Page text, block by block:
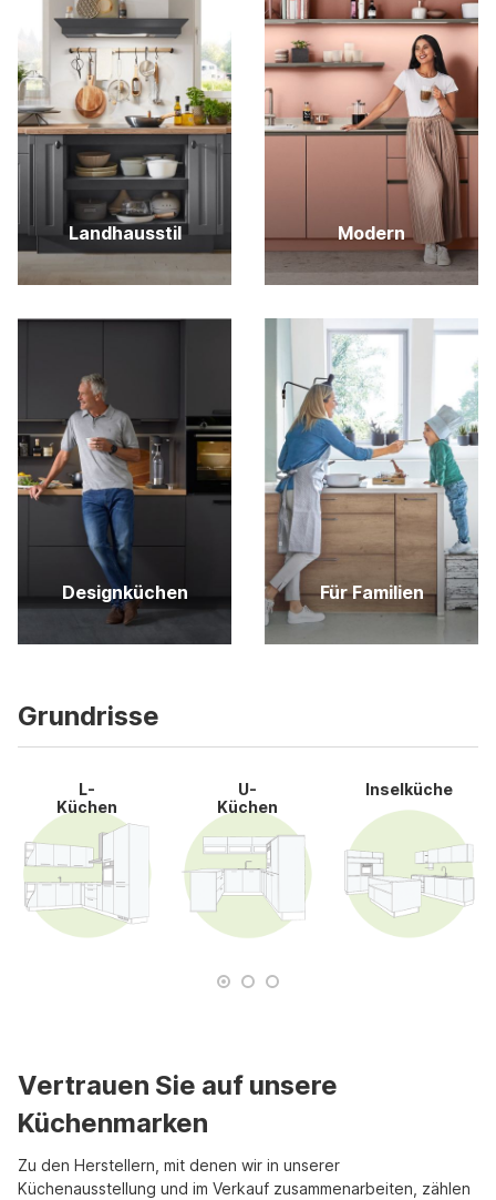
Landhausstil Modern
Designküchen Für Familien
Grundrisse
L-
Küchen
U-
Küchen
Inselküche
Vertrauen Sie auf unsere
Küchenmarken
Zu den Herstellern, mit denen wir in unserer
Küchenausstellung und im Verkauf zusammenarbeiten, zählen